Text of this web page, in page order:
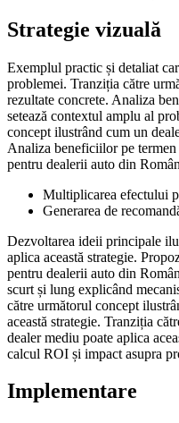
Strategie vizuală
Exemplul practic și detaliat
problemei. Tranziția către
rezultate concrete. Analiza
setează contextul amplu al
concept ilustrând cum un
Analiza beneficiilor pe
pentru dealerii auto din
Multiplicarea efectului
Generarea de
Dezvoltarea ideii principale
aplica această strategie.
pentru dealerii auto din
scurt și lung explicând
către următorul concept
această strategie. Tranziția
dealer mediu poate aplica
calcul ROI și impact asupra
Implementare